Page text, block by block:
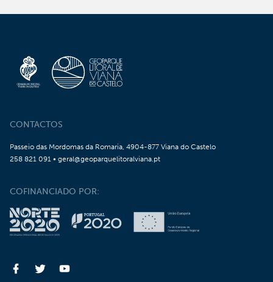
CONTACTOS
Passeio das Mordomas da Romaria, 4904-877 Viana do Castelo
258 821 091 • geral@geoparquelitoralviana.pt
COFINANCIADO POR: